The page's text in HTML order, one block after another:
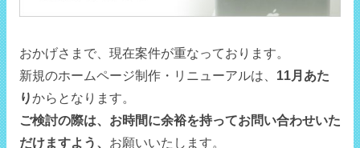
おかげさまで、現在案件が重なっております。
新規のホームページ制作・リニューアルは、 11月あた
りからとなります。
ご検討の際は、お時間に余裕を持ってお問い合わせいた
だけますよう、 お願いいたします。